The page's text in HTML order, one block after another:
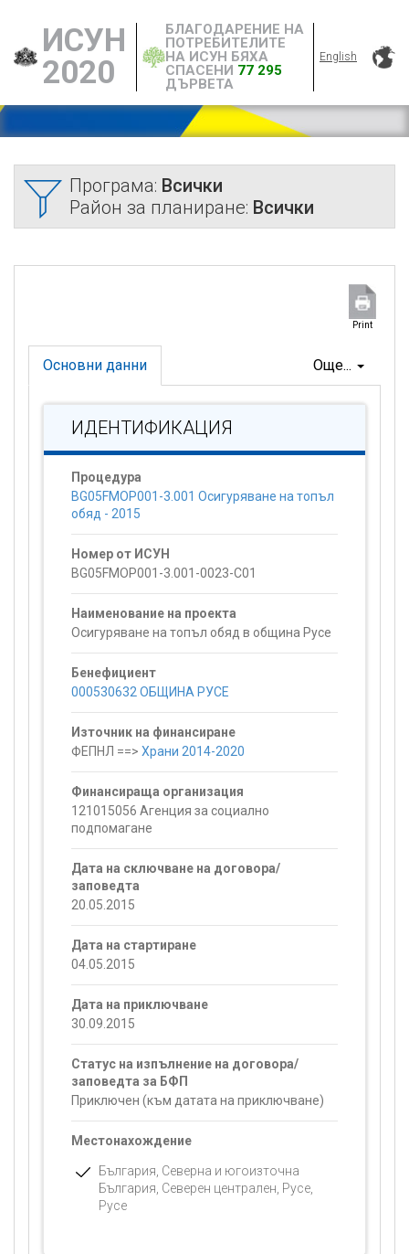
ИСУН
2020
БЛАГОДАРЕНИЕ НА
ПОТРЕБИТЕЛИТЕ
НА ИСУН БЯХА
СПАСЕНИ 77 295
ДЪРВЕТА
English
Програма: Всички
Район за планиране: Всички
Print
Още...
Основни данни
ИДЕНТИФИКАЦИЯ
Процедура
BG05FMOP001-3.001 Осигуряване на топъл
обяд - 2015
Номер от ИСУН
BG05FMOP001-3.001-0023-C01
Наименование на проекта
Осигуряване на топъл обяд в община Русе
Бенефициент
000530632 ОБЩИНА РУСЕ
Източник на финансиране
ФЕПНЛ ==> Храни 2014-2020
Финансираща организация
121015056 Агенция за социално
подпомагане
Дата на сключване на договора/
заповедта
20.05.2015
Дата на стартиране
04.05.2015
Дата на приключване
30.09.2015
Статус на изпълнение на договора/
заповедта за БФП
Приключен (към датата на приключване)
Местонахождение
България, Северна и югоизточна
България, Северен централен, Русе,
Русе